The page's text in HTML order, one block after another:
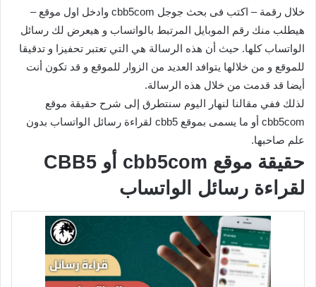
خلال رقمة – اكتب فى بحث جوجل cbb5com وادخل اول موقع –
هيطلب منك رقم الموبايل المرتبط بالواتساب و هيعرض لك رسائل
الواتساب كلها. حيث أن هذه الرسالة هي التي تعتبر تحفيزا و تدقيقا
للموقع و من خلالها يتوافد العديد من الزوار للموقع و قد تكون أنت
أيضا قد قدمت من خلال هذه الرسالة.
لذلك ففي مقالنا لنهار اليوم سنتطرق إلى شرح حقيقة موقع
cbb5com أو ما يسمى بموقع cbb5 لقراءة رسائل الواتساب بدون
علم صاحبها.
حقيقة موقع cbb5com أو CBB5
لقراءة رسائل الواتساب